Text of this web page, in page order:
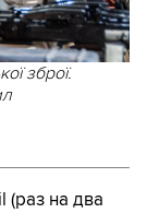
зброї.
(раз на два